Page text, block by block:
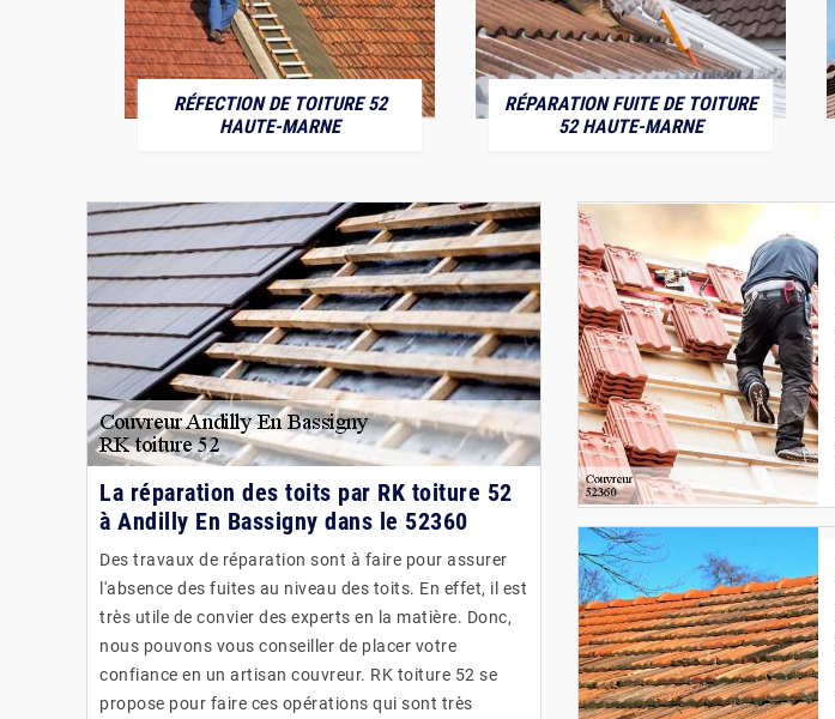
RÉFECTION DE TOITURE 52
HAUTE-MARNE
RÉPARATION FUITE DE TOITURE
52 HAUTE-MARNE
La réparation des toits par RK toiture 52
à Andilly En Bassigny dans le 52360
Des travaux de réparation sont à faire pour assurer
l'absence des fuites au niveau des toits. En effet, il est
très utile de convier des experts en la matière. Donc,
nous pouvons vous conseiller de placer votre
confiance en un artisan couvreur. RK toiture 52 se
propose pour faire ces opérations qui sont très